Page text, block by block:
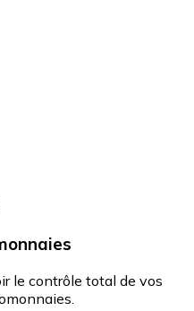
le contrôle total de vos